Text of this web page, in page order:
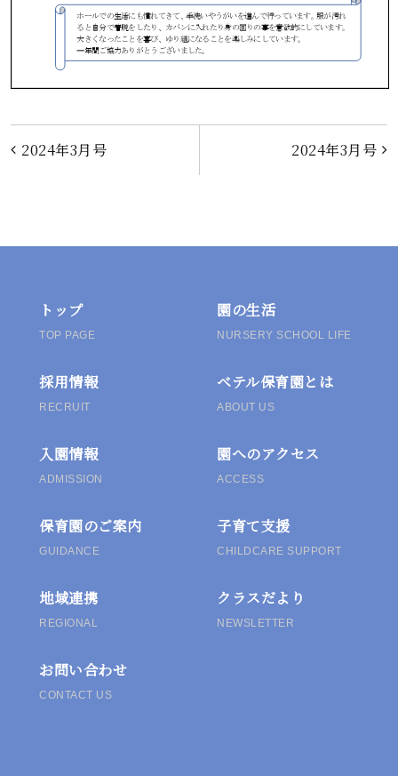
投
2024年3月号
2024年3月号
トップ
TOP PAGE
園の生活
NURSERY SCHOOL LIFE
採用情報
RECRUIT
ベテル保育園とは
ABOUT US
入園情報
ADMISSION
園へのアクセス
ACCESS
保育園のご案内
GUIDANCE
子育て支援
CHILDCARE SUPPORT
地域連携
REGIONAL
クラスだより
NEWSLETTER
お問い合わせ
CONTACT US